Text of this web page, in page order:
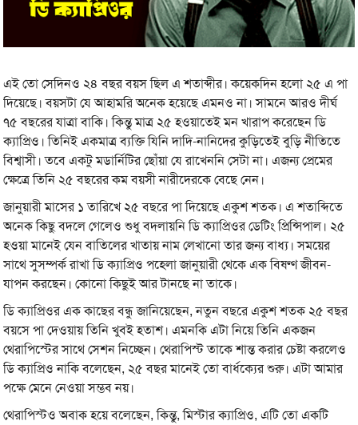
এই তো সেদিনও ২৪ বছর বয়স ছিল এ শতাব্দীর। কয়েকদিন হলো ২৫ এ পা
দিয়েছে। বয়সটা যে আহামরি অনেক হয়েছে এমনও না। সামনে আরও দীর্ঘ
৭৫ বছরের যাত্রা বাকি। কিন্তু মাত্র ২৫ হওয়াতেই মন খারাপ করেছেন ডি
ক্যাপ্রিও। তিনিই একমাত্র ব্যক্তি যিনি দাদি-নানিদের কুড়িতেই বুড়ি নীতিতে
বিশ্বাসী। তবে একটু মডার্নিটির ছোঁয়া যে রাখেননি সেটা না। এজন্য প্রেমের
ক্ষেত্রে তিনি ২৫ বছরের কম বয়সী নারীদেরকে বেছে নেন।
জানুয়ারী মাসের ১ তারিখে ২৫ বছরে পা দিয়েছে একুশ শতক। এ শতাব্দিতে
অনেক কিছু বদলে গেলেও শুধু বদলায়নি ডি ক্যাপ্রিওর ডেটিং প্রিন্সিপাল। ২৫
হওয়া মানেই যেন বাতিলের খাতায় নাম লেখানো তার জন্য বাধ্য। সময়ের
সাথে সুসম্পর্ক রাখা ডি ক্যাপ্রিও পহেলা জানুয়ারী থেকে এক বিষণ্ণ জীবন-
যাপন করছেন। কোনো কিছুই আর টানছে না তাকে।
ডি ক্যাপ্রিওর এক কাছের বন্ধু জানিয়েছেন, নতুন বছরে একুশ শতক ২৫ বছর
বয়সে পা দেওয়ায় তিনি খুবই হতাশ। এমনকি এটা নিয়ে তিনি একজন
থেরাপিস্টের সাথে সেশন নিচ্ছেন। থেরাপিস্ট তাকে শান্ত করার চেষ্টা করলেও
ডি ক্যাপ্রিও নাকি বলেছেন, ২৫ বছর মানেই তো বার্ধক্যের শুরু। এটা আমার
পক্ষে মেনে নেওয়া সম্ভব নয়।
থেরাপিস্টও অবাক হয়ে বলেছেন, কিন্তু, মিস্টার ক্যাপ্রিও, এটি তো একটি